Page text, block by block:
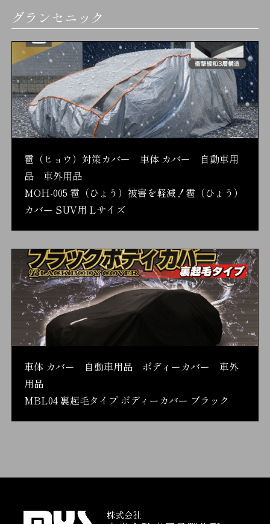
グランセニック
雹（ヒョウ）対策カバー 車体 カバー 自動車用
品 車外用品
MOH-005 雹（ひょう）被害を軽減！雹（ひょう）
カバー SUV用 Lサイズ
車体 カバー 自動車用品 ボディーカバー 車外
用品
MBL04 裏起毛タイプ ボディーカバー ブラック